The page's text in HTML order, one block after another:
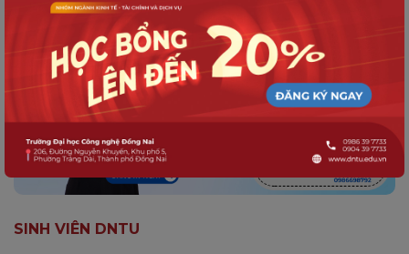
SINH VIÊN DNTU